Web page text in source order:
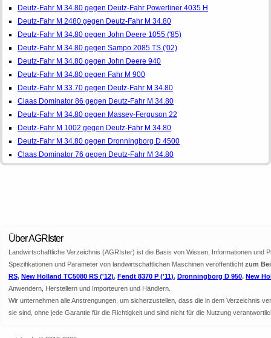
Deutz-Fahr M 34.80 gegen Deutz-Fahr Powerliner 4035 H
Deutz-Fahr M 2480 gegen Deutz-Fahr M 34.80
Deutz-Fahr M 34.80 gegen John Deere 1055 ('85)
Deutz-Fahr M 34.80 gegen Sampo 2085 TS ('02)
Deutz-Fahr M 34.80 gegen John Deere 940
Deutz-Fahr M 34.80 gegen Fahr M 900
Deutz-Fahr M 33.70 gegen Deutz-Fahr M 34.80
Claas Dominator 86 gegen Deutz-Fahr M 34.80
Deutz-Fahr M 34.80 gegen Massey-Ferguson 22
Deutz-Fahr M 1002 gegen Deutz-Fahr M 34.80
Deutz-Fahr M 34.80 gegen Dronningborg D 4500
Claas Dominator 76 gegen Deutz-Fahr M 34.80
Über AGRIster
Landwirtschaftliche Verzeichnis (AGRIster) ist die Basis von Wissen, Informationen
Spezifikationen und Parameter von landwirtschaftlichen Maschinen veröffentlicht zum
RS, New Holland TC5080 RS ('12), Fendt 8370 P ('11), Dronningborg D 950, New
Anwendern, Herstellern und Importeuren und Händlern.
Wir unternehmen alle Anstrengungen, um sicherzustellen, dass die in dem Verzeichnis
sie sind, ohne jede Garantie für die Richtigkeit und sind nicht für die Nutzung